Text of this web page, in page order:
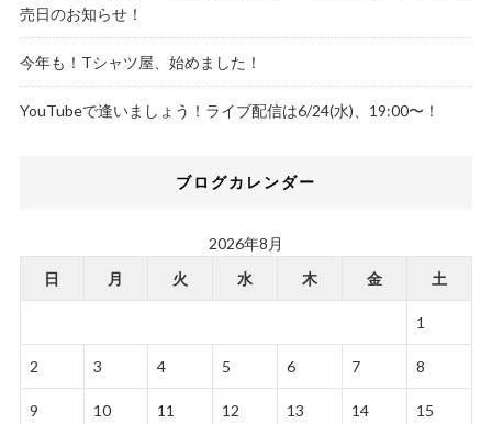
売日のお知らせ！
今年も！Tシャツ屋、始めました！
YouTubeで逢いましょう！ライブ配信は6/24(水)、19:00〜！
ブログカレンダー
2026年8月
日
月 火 水 木 金 土
1
2 3 4 5 6 7 8
9 10 11 12 13 14 15